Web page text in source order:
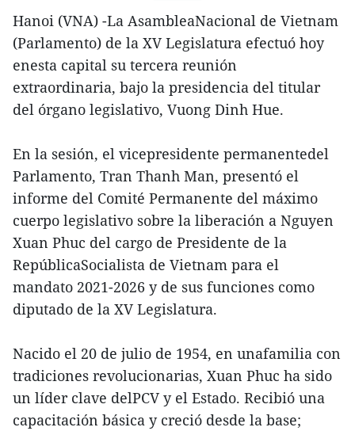
Hanoi (VNA) -La AsambleaNacional de Vietnam
(Parlamento) de la XV Legislatura efectuó hoy
enesta capital su tercera reunión
extraordinaria, bajo la presidencia del titular
del órgano legislativo, Vuong Dinh Hue.
En la sesión, el vicepresidente permanentedel
Parlamento, Tran Thanh Man, presentó el
informe del Comité Permanente del máximo
cuerpo legislativo sobre la liberación a Nguyen
Xuan Phuc del cargo de Presidente de la
RepúblicaSocialista de Vietnam para el
mandato 2021-2026 y de sus funciones como
diputado de la XV Legislatura.
Nacido el 20 de julio de 1954, en unafamilia con
tradiciones revolucionarias, Xuan Phuc ha sido
un líder clave delPCV y el Estado. Recibió una
capacitación básica y creció desde la base;